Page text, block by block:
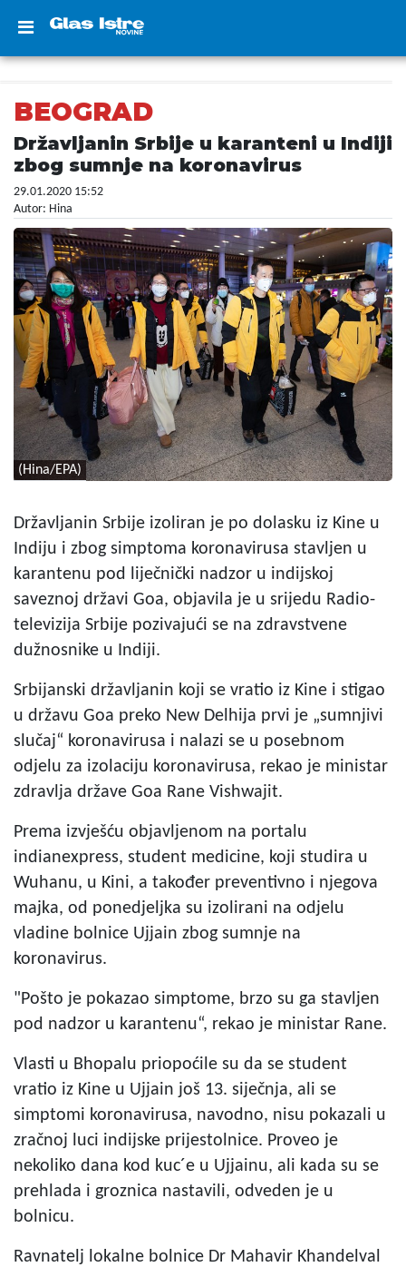
BEOGRAD
Državljanin Srbije u karanteni u Indiji
zbog sumnje na koronavirus
29.01.2020 15:52
Autor: Hina
(Hina/EPA)
Državljanin Srbije izoliran je po dolasku iz Kine u
Indiju i zbog simptoma koronavirusa stavljen u
karantenu pod liječnički nadzor u indijskoj
saveznoj državi Goa, objavila je u srijedu Radio-
televizija Srbije pozivajući se na zdravstvene
dužnosnike u Indiji.
Srbijanski državljanin koji se vratio iz Kine i stigao
u državu Goa preko New Delhija prvi je „sumnjivi
slučaj“ koronavirusa i nalazi se u posebnom
odjelu za izolaciju koronavirusa, rekao je ministar
zdravlja države Goa Rane Vishwajit.
Prema izvješću objavljenom na portalu
indianexpress, student medicine, koji studira u
Wuhanu, u Kini, a također preventivno i njegova
majka, od ponedjeljka su izolirani na odjelu
vladine bolnice Ujjain zbog sumnje na
koronavirus.
"Pošto je pokazao simptome, brzo su ga stavljen
pod nadzor u karantenu“, rekao je ministar Rane.
Vlasti u Bhopalu priopoćile su da se student
vratio iz Kine u Ujjain još 13. siječnja, ali se
simptomi koronavirusa, navodno, nisu pokazali u
zračnoj luci indijske prijestolnice. Proveo je
nekoliko dana kod kuc´e u Ujjainu, ali kada su se
prehlada i groznica nastavili, odveden je u
bolnicu.
Ravnatelj lokalne bolnice Dr Mahavir Khandelval